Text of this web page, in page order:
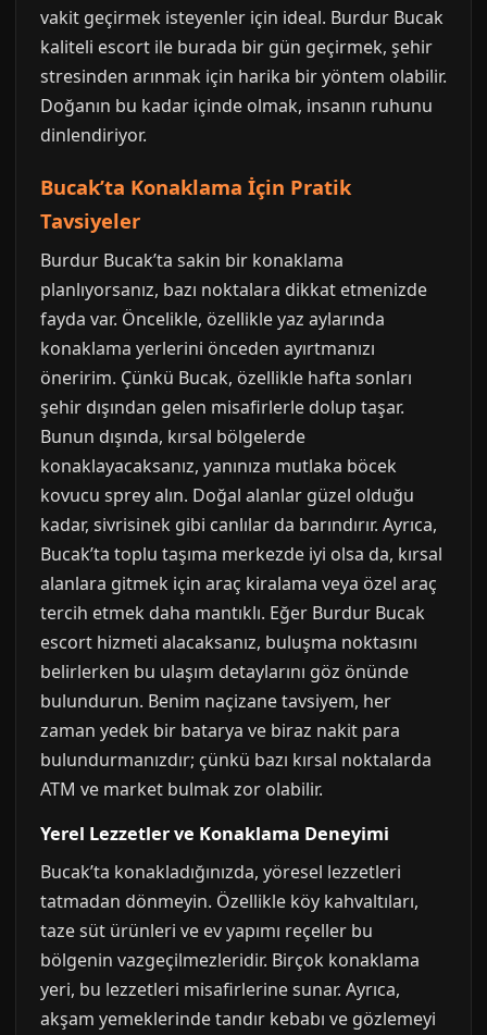
vakit geçirmek isteyenler için ideal. Burdur Bucak
kaliteli escort ile burada bir gün geçirmek, şehir
stresinden arınmak için harika bir yöntem olabilir.
Doğanın bu kadar içinde olmak, insanın ruhunu
dinlendiriyor.
Bucak’ta Konaklama İçin Pratik
Tavsiyeler
Burdur Bucak’ta sakin bir konaklama
planlıyorsanız, bazı noktalara dikkat etmenizde
fayda var. Öncelikle, özellikle yaz aylarında
konaklama yerlerini önceden ayırtmanızı
öneririm. Çünkü Bucak, özellikle hafta sonları
şehir dışından gelen misafirlerle dolup taşar.
Bunun dışında, kırsal bölgelerde
konaklayacaksanız, yanınıza mutlaka böcek
kovucu sprey alın. Doğal alanlar güzel olduğu
kadar, sivrisinek gibi canlılar da barındırır. Ayrıca,
Bucak’ta toplu taşıma merkezde iyi olsa da, kırsal
alanlara gitmek için araç kiralama veya özel araç
tercih etmek daha mantıklı. Eğer Burdur Bucak
escort hizmeti alacaksanız, buluşma noktasını
belirlerken bu ulaşım detaylarını göz önünde
bulundurun. Benim naçizane tavsiyem, her
zaman yedek bir batarya ve biraz nakit para
bulundurmanızdır; çünkü bazı kırsal noktalarda
ATM ve market bulmak zor olabilir.
Yerel Lezzetler ve Konaklama Deneyimi
Bucak’ta konakladığınızda, yöresel lezzetleri
tatmadan dönmeyin. Özellikle köy kahvaltıları,
taze süt ürünleri ve ev yapımı reçeller bu
bölgenin vazgeçilmezleridir. Birçok konaklama
yeri, bu lezzetleri misafirlerine sunar. Ayrıca,
akşam yemeklerinde tandır kebabı ve gözlemeyi